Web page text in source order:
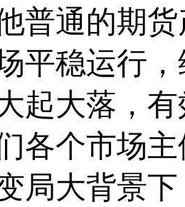
普通的期
平稳运行
起大落，
各个市场
局大背景